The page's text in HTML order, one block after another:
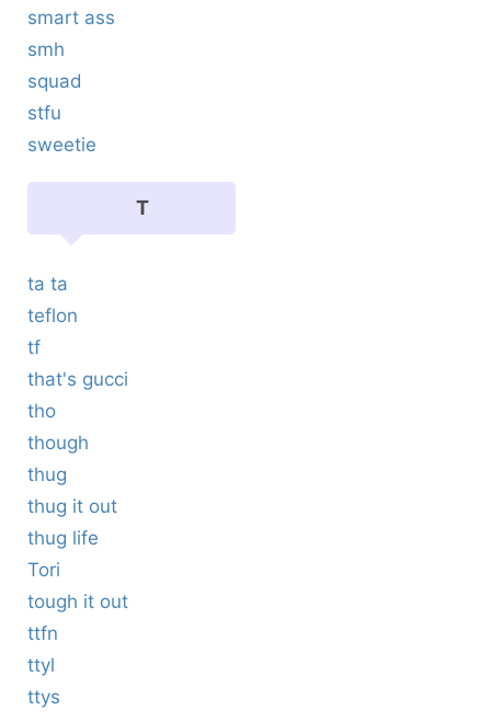
smart ass
smh
squad
stfu
sweetie
T
ta ta
teflon
tf
that's gucci
tho
though
thug
thug it out
thug life
Tori
tough it out
ttfn
ttyl
ttys